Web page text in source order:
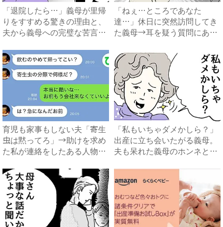
「退院したら…」義母が里帰
りをすすめる驚きの理由と、
夫から義母への完璧な苦言
「ねぇ…ところであなた
達…」休日に突然訪問してき
た義母→耳を疑う質問にあ
育児も家事もしない夫「寄生
虫は黙ってろ」→助けを求め
た私が連絡をしたある人物と
「私もいちゃダメかしら？」
出産に立ち会いたがる義母。
夫も呆れた義母のホンネと